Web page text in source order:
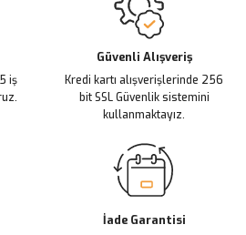
bulunuyor.
pahalı.
olmalı.
iş
Güvenli Alışveriş
Kredi kartı alışverişlerinde 256
bit SSL Güvenlik sistemini
kullanmaktayız.
İade Garantisi